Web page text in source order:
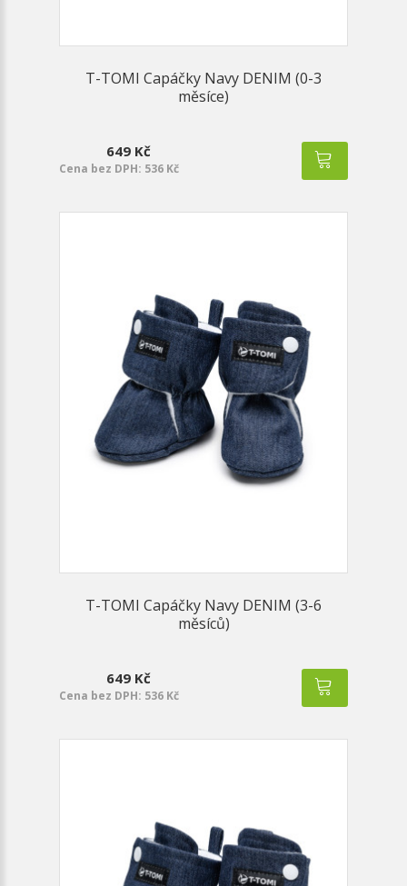
T-TOMI Capáčky Navy DENIM (0-3
měsíce)
649 Kč
Cena bez DPH: 536 Kč
T-TOMI Capáčky Navy DENIM (3-6
měsíců)
649 Kč
Cena bez DPH: 536 Kč